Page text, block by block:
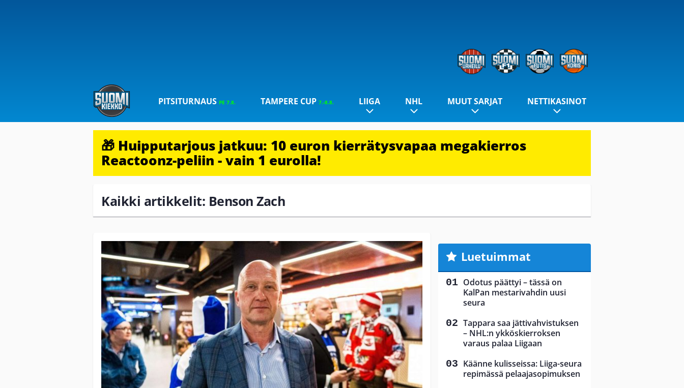
PITSITURNAUS PE 7.8. TAMPERE CUP 7.-8.8. LIIGA NHL MUUT SARJAT NETTIKASINOT
🎁 Huipputarjous jatkuu: 10 euron kierrätysvapaa megakierros
Reactoonz-peliin - vain 1 eurolla!
Kaikki artikkelit: Benson Zach
Luetuimmat
Odotus päättyi – tässä on
KalPan mestarivahdin uusi
seura
Tappara saa jättivahvistuksen
– NHL:n ykköskierroksen
varaus palaa Liigaan
Käänne kulisseissa: Liiga-seura
repimässä pelaajasopimuksen